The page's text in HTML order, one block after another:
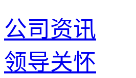
公司资讯
领导关怀